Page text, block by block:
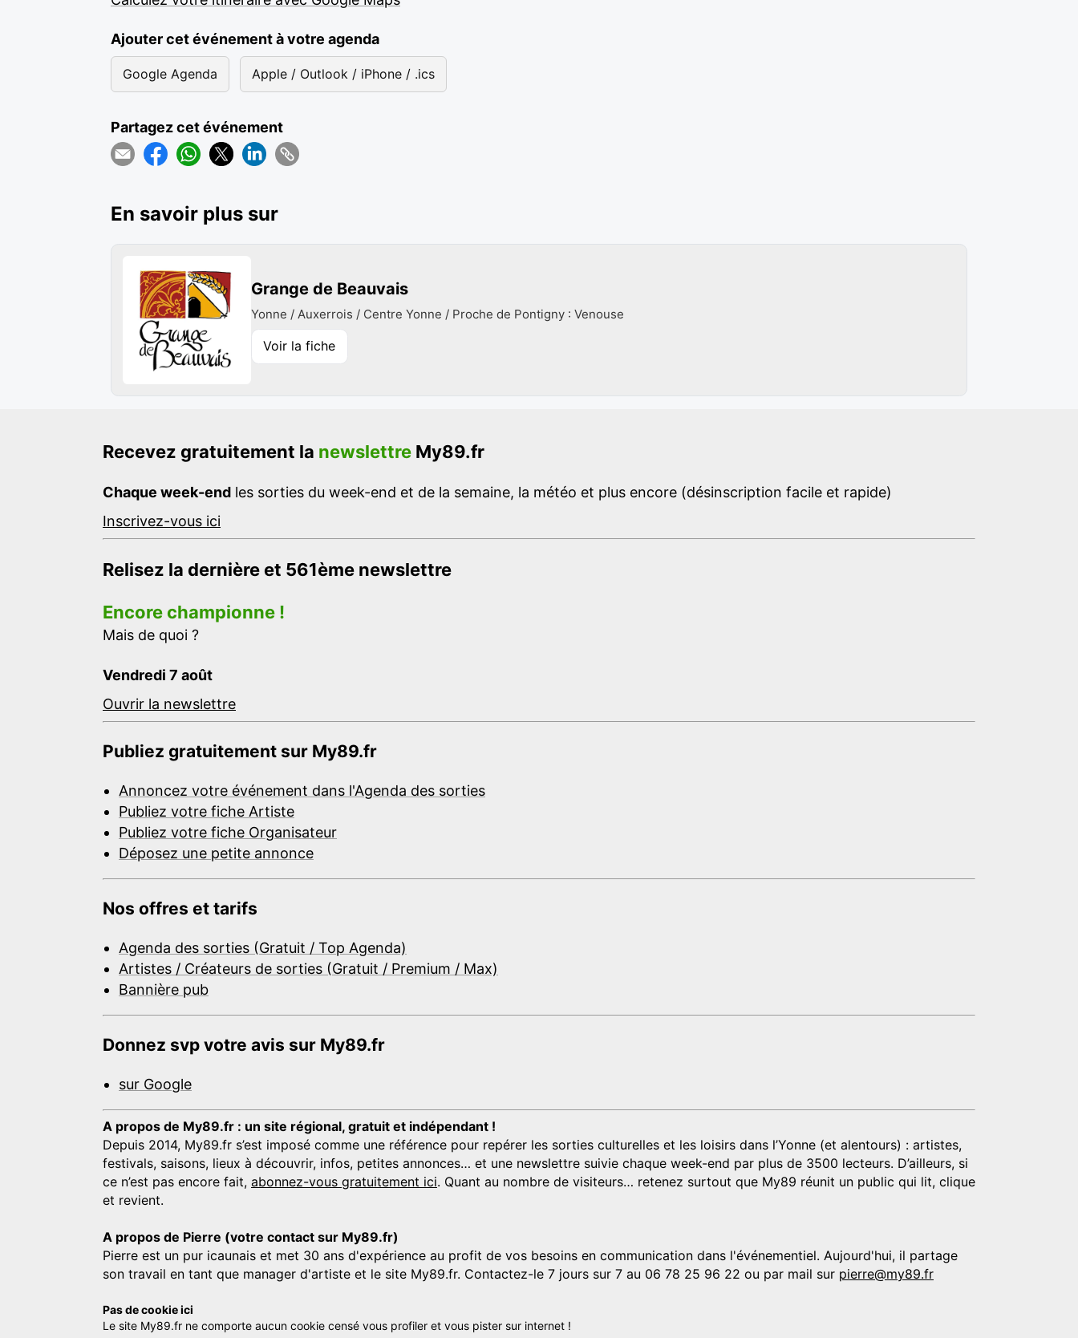
Ajouter cet événement à votre agenda
Google Agenda Apple / Outlook / iPhone / .ics
Partagez cet événement
En savoir plus sur
Grange de Beauvais
Yonne / Auxerrois / Centre Yonne / Proche de Pontigny : Venouse
Voir la fiche
Recevez gratuitement la newslettre My89.fr
Chaque week-end les sorties du week-end et de la semaine, la météo et plus encore (désinscription facile et rapide)
Inscrivez-vous ici
Relisez la dernière et 561ème newslettre
Encore championne !
Mais de quoi ?
Vendredi 7 août
Ouvrir la newslettre
Publiez gratuitement sur My89.fr
Annoncez votre événement dans l'Agenda des sorties
Publiez votre fiche Artiste
Publiez votre fiche Organisateur
Déposez une petite annonce
Nos offres et tarifs
Agenda des sorties (Gratuit / Top Agenda)
Artistes / Créateurs de sorties (Gratuit / Premium / Max)
Bannière pub
Donnez svp votre avis sur My89.fr
sur Google
A propos de My89.fr : un site régional, gratuit et indépendant !
Depuis 2014, My89.fr s’est imposé comme une référence pour repérer les sorties culturelles et les loisirs dans l’Yonne (et alentours) : artistes,
festivals, saisons, lieux à découvrir, infos, petites annonces… et une newslettre suivie chaque week-end par plus de 3500 lecteurs. D’ailleurs, si
ce n’est pas encore fait, abonnez-vous gratuitement ici. Quant au nombre de visiteurs… retenez surtout que My89 réunit un public qui lit, clique
et revient.
A propos de Pierre (votre contact sur My89.fr)
Pierre est un pur icaunais et met 30 ans d'expérience au profit de vos besoins en communication dans l'événementiel. Aujourd'hui, il partage
son travail en tant que manager d'artiste et le site My89.fr. Contactez-le 7 jours sur 7 au 06 78 25 96 22 ou par mail sur pierre@my89.fr
Pas de cookie ici
Le site My89.fr ne comporte aucun cookie censé vous profiler et vous pister sur internet !